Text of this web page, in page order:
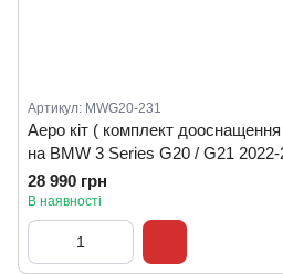
Артикул: MWG20-231
Аеро кіт ( комплект
на BMW 3 Series G20 / G21 2022-
28 990 грн
В наявності